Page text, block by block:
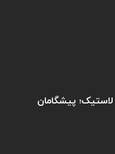
پیشگامان